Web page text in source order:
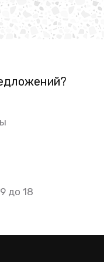
до 18